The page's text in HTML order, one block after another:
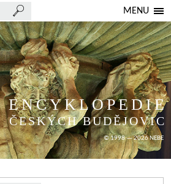
MENU
ENCYKLOPEDIE
ČESKÝCH BUDĚJOVIC
© 1998 — 2026 NEBE